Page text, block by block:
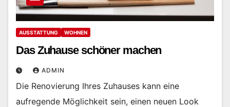
AUSSTATTUNG WOHNEN
Das Zuhause schöner machen
ADMIN
Die Renovierung Ihres Zuhauses kann eine
aufregende Möglichkeit sein, einen neuen Look